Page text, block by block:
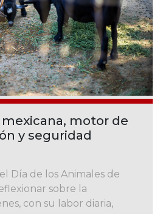
motor de
y seguridad
Día de los Animales de
sobre la
con su labor diaria,